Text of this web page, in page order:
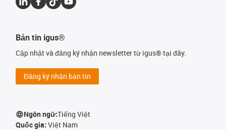
Bản tin igus®
Cập nhật và đăng ký nhận newsletter từ igus® tại đây.
Đăng ký nhận bản tin
Ngôn ngữ:Tiếng Việt
Quốc gia: Việt Nam